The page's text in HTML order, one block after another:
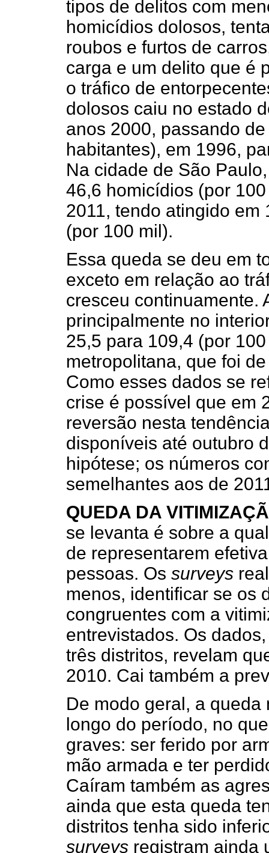
tipos de delitos com
homicídios dolosos,
roubos e furtos de
carga e um delito que é
o tráfico de
dolosos caiu no estado
anos 2000, passando
habitantes), em 1996,
Na cidade de São
46,6 homicídios (por
2011, tendo atingido
(por 100 mil).
Essa queda se deu em
exceto em relação ao
cresceu continuamente.
principalmente no
25,5 para 109,4 (por
metropolitana, que foi
Como esses dados se
crise é possível que em
reversão nesta
disponíveis até outubro
hipótese; os números
semelhantes aos de
QUEDA DA
se levanta é sobre a
de representarem
pessoas. Os surveys
menos, identificar se os
congruentes com a
entrevistados. Os
três distritos, revelam
2010. Cai também a
De modo geral, a
longo do período, no
graves: ser ferido por
mão armada e ter
Caíram também as
ainda que esta queda
distritos tenha sido
surveys registram ainda